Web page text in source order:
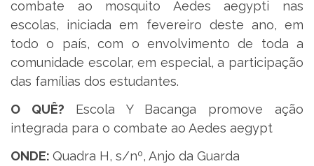
combate ao mosquito Aedes aegypti nas
escolas, iniciada em fevereiro deste ano, em
todo o país, com o envolvimento de toda a
comunidade escolar, em especial, a participação
das famílias dos estudantes.
O QUÊ? Escola Y Bacanga promove ação
integrada para o combate ao Aedes aegypt
ONDE: Quadra H, s/nº, Anjo da Guarda